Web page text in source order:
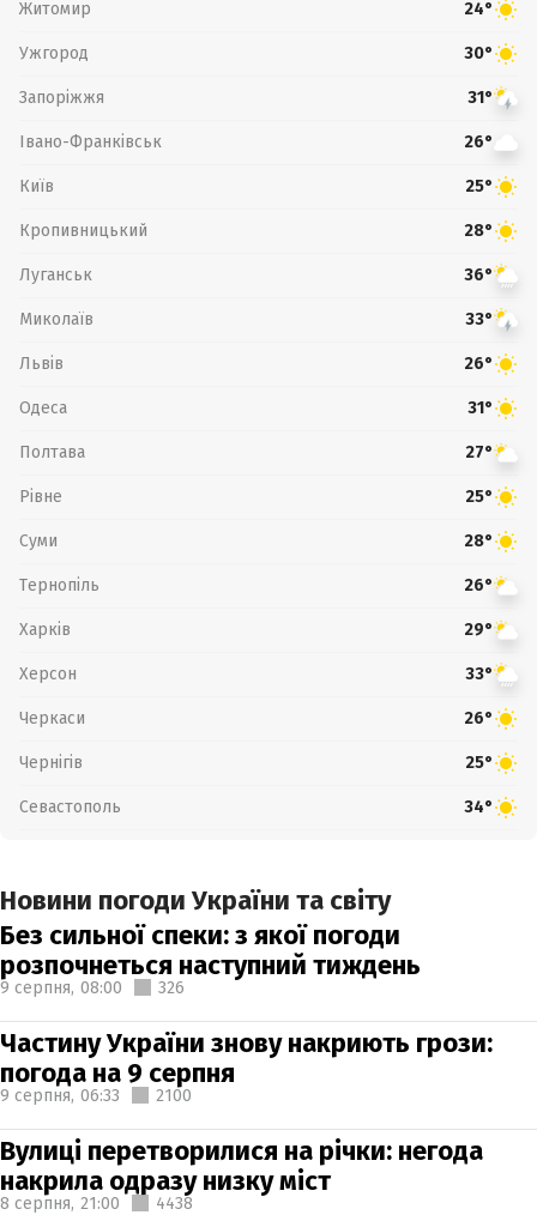
Житомир 24°
Ужгород 30°
Запоріжжя 31°
Івано-Франківськ 26°
Київ 25°
Кропивницький 28°
Луганськ 36°
Миколаїв 33°
Львів 26°
Одеса 31°
Полтава 27°
Рівне 25°
Суми 28°
Тернопіль 26°
Харків 29°
Херсон 33°
Черкаси 26°
Чернігів 25°
Севастополь 34°
Новини погоди України та світу
Без сильної спеки: з якої погоди
розпочнеться наступний тиждень
9 серпня, 08:00 326
Частину України знову накриють грози:
погода на 9 серпня
9 серпня, 06:33 2100
Вулиці перетворилися на річки: негода
накрила одразу низку міст
8 серпня, 21:00 4438